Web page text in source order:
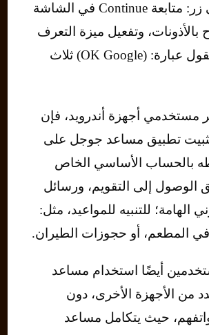
ثم اضغط على زر: متابعة Continue في الشاشة
بالأذونات، وتفعيل ميزة التعرف
على الصوت بقول عبارة: (OK Google) ثلاث
مستخدمي أجهزة أندرويد، فإن
تثبيت تطبيق مساعد جوجل على
بالحساب الأساسي الخاص
الوصول إلى التقويم، ورسائل
الهامة؛ للتنبيه للمواعيد، مثل:
المطعم، أو حجوزات الطيران.
أيضًا استخدام مساعد
من الأجهزة الأخرى، دون
حيث يتكامل مساعد